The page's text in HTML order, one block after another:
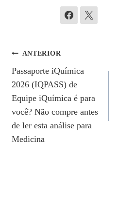
Navegação
De
Post
ANTERIOR
Passaporte iQuímica
2026 (IQPASS) de
Equipe iQuímica é para
você? Não compre antes
de ler esta análise para
Medicina